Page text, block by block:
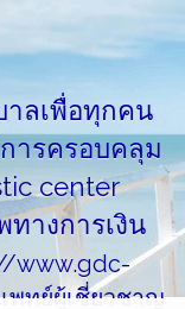
าลเพื่อทุกคน
ารครอบคลุม
center
างการเงิน
www.gdc-
พทย์ผู้เชี่ยวชาญ